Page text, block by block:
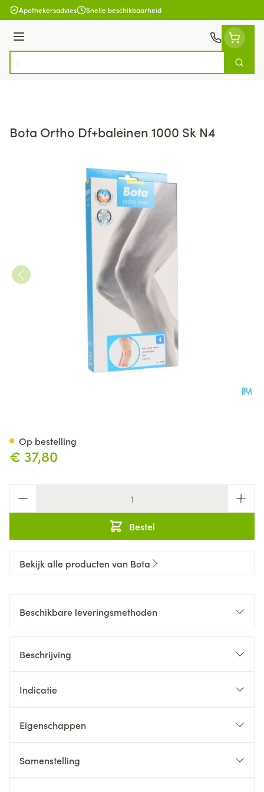
Ga naar de inhoud
Apothekersadvies Snelle beschikbaarheid
Menu
Product, merk, categorie...
Zoek
Bota Ortho Df+baleinen 1000 Sk N4
€ 37,80
Bestel
Op bestelling
Bekijk alle producten van Bota
Beschikbare leveringsmethoden
Beschrijving
Indicatie
Eigenschappen
Samenstelling